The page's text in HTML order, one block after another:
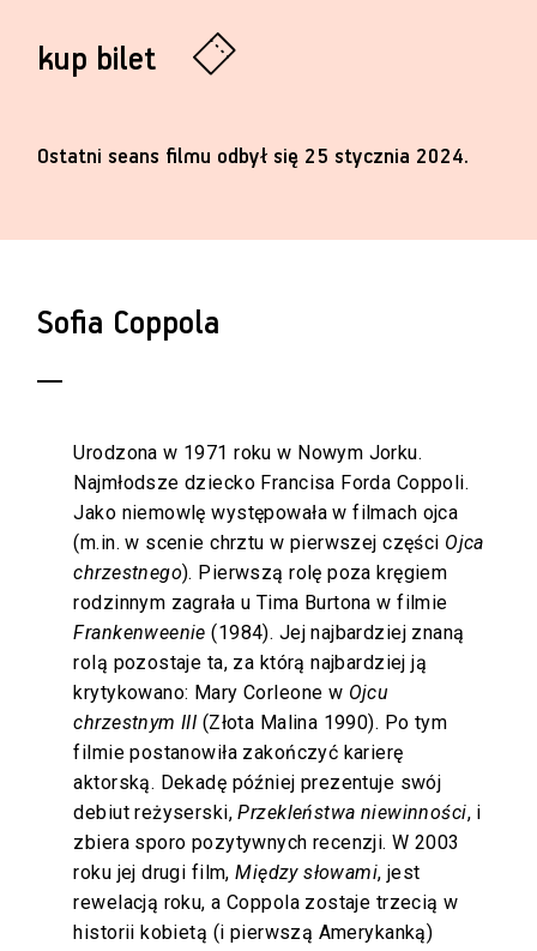
kup bilet
Ostatni seans filmu odbył się 25 stycznia 2024.
Sofia Coppola
Urodzona w 1971 roku w Nowym Jorku.
Najmłodsze dziecko Francisa Forda Coppoli.
Jako niemowlę występowała w filmach ojca
(m.in. w scenie chrztu w pierwszej części Ojca
chrzestnego). Pierwszą rolę poza kręgiem
rodzinnym zagrała u Tima Burtona w filmie
Frankenweenie (1984). Jej najbardziej znaną
rolą pozostaje ta, za którą najbardziej ją
krytykowano: Mary Corleone w Ojcu
chrzestnym III (Złota Malina 1990). Po tym
filmie postanowiła zakończyć karierę
aktorską. Dekadę później prezentuje swój
debiut reżyserski,Przekleństwa niewinności, i
zbiera sporo pozytywnych recenzji. W 2003
roku jej drugi film,Między słowami, jest
rewelacją roku, a Coppola zostaje trzecią w
historii kobietą (i pierwszą Amerykanką)